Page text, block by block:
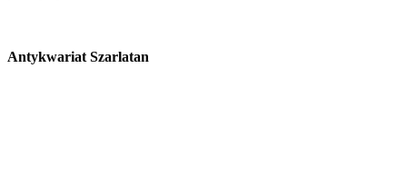
Antykwariat Szarlatan